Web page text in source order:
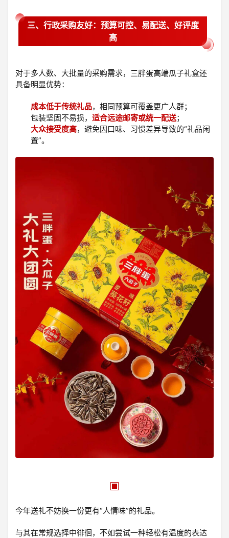
三、行政采购友好：预算可控、易配送、好评度
高
对于多人数、大批量的采购需求，三胖蛋高端瓜子礼盒还
具备明显优势：
成本低于传统礼品，相同预算可覆盖更广人群；
包装坚固不易损， 适合远途邮寄或统一配送；
大众接受度高，避免因口味、习惯差异导致的“礼品闲
置”。
今年送礼不妨换一份更有“人情味”的礼品。
与其在常规选择中徘徊，不如尝试一种轻松有温度的表达